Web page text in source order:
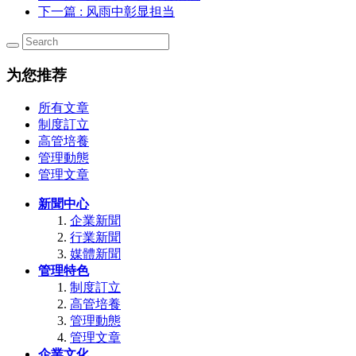
下一篇 : 风雨中彰显担当
为您推荐
所有文章
制度訂立
高管培養
管理動態
管理文章
新聞中心
企業新聞
行業新聞
媒體新聞
管理特色
制度訂立
高管培養
管理動態
管理文章